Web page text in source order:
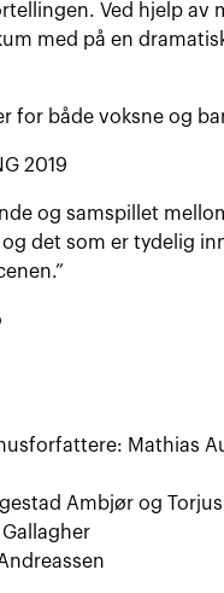
Ved hjelp av
med på en
for både voksne og
2019
og samspillet
det som er tydelig
Mathias
Ambjør og